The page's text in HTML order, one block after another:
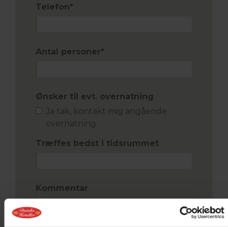
Telefon*
Antal personer*
Ønsker til evt. overnatning
Ja tak, kontakt mig angående
overnatning
Træffes bedst i tidsrummet
Kommentar